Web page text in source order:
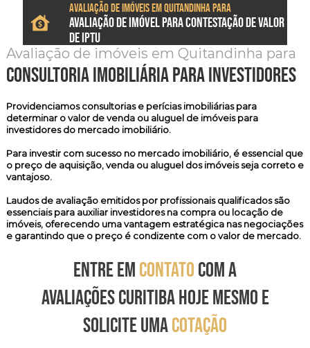
Avaliação de imóveis em Quitandinha para
AVALIAÇÃO DE IMÓVEL PARA CONTESTAÇÃO DE VALOR
DE IPTU
Avaliação de imóveis em Quitandinha para
consultoria imobiliária para investidores
Providenciamos consultorias e perícias imobiliárias para
determinar o valor de venda ou aluguel de imóveis para
investidores do mercado imobiliário.
Para investir com sucesso no mercado imobiliário, é essencial que
o preço de aquisição, venda ou aluguel dos imóveis seja correto e
vantajoso.
Laudos de avaliação emitidos por profissionais qualificados são
essenciais para auxiliar investidores na compra ou locação de
imóveis, oferecendo uma vantagem estratégica nas negociações
e garantindo que o preço é condizente com o valor de mercado.
ENTRE EM CONTATO COM A
AVALIAÇÕES CURITIBA HOJE MESMO E
SOLICITE UMACOTAÇÃO